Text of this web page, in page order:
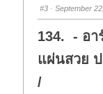
d
o
n
.
u
p
#3 · September
134. - อา
แผ่นสวย
/